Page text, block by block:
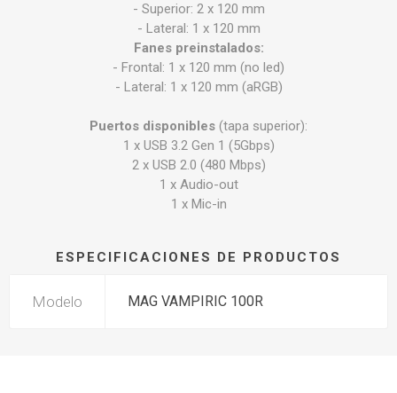
- Superior: 2 x 120 mm
- Lateral: 1 x 120 mm
Fanes preinstalados:
- Frontal: 1 x 120 mm (no led)
- Lateral: 1 x 120 mm (aRGB)
Puertos disponibles (tapa superior):
1 x USB 3.2 Gen 1 (5Gbps)
2 x USB 2.0 (480 Mbps)
1 x Audio-out
1 x Mic-in
ESPECIFICACIONES DE PRODUCTOS
Modelo MAG VAMPIRIC 100R